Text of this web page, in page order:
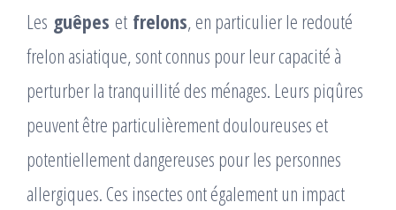
Les guêpes et frelons, en particulier le redouté
frelon asiatique, sont connus pour leur capacité à
perturber la tranquillité des ménages. Leurs piqûres
peuvent être particulièrement douloureuses et
potentiellement dangereuses pour les personnes
allergiques. Ces insectes ont également un impact